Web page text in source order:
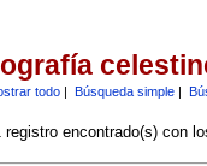
todo| Búsqueda simple|
registro encontrado(s) con